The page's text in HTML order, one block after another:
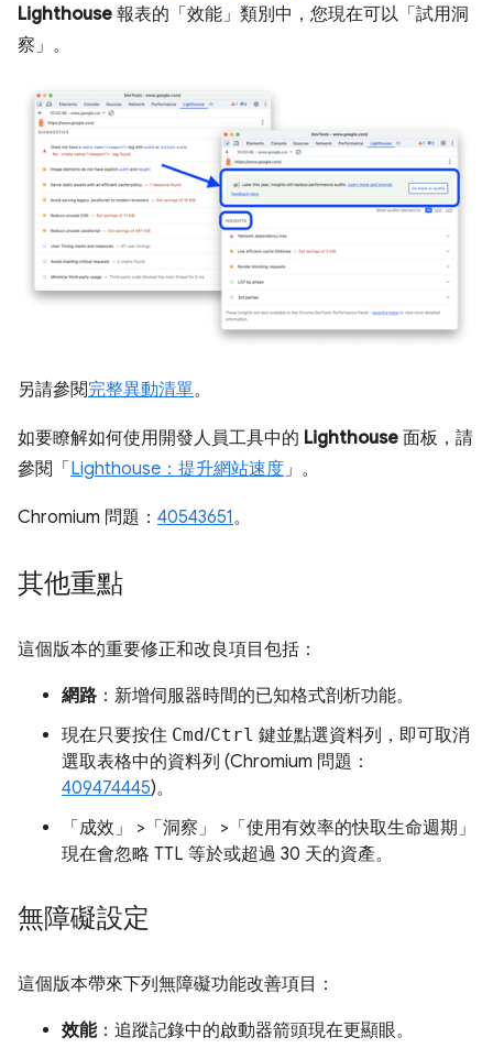
Lighthouse 報表的「效能」 類別中，您現在可以「試用洞
察」 。
另請參閱完整異動清單。
如要瞭解如何使用開發人員工具中的 Lighthouse 面板，請
參閱「 Lighthouse：提升網站速度」。
Chromium 問題： 40543651。
其他重點
這個版本的重要修正和改良項目包括：
網路 ：新增伺服器時間的已知格式剖析功能。
現在只要按住 Cmd/Ctrl 鍵並點選資料列，即可取消
選取表格中的資料列 (Chromium 問題：
409474445)。
「成效」
>「洞察」
>「使用有效率的快取生命週期」
現在會忽略 TTL 等於或超過 30 天的資產。
無障礙設定
這個版本帶來下列無障礙功能改善項目：
效能：追蹤記錄中的啟動器箭頭現在更顯眼。